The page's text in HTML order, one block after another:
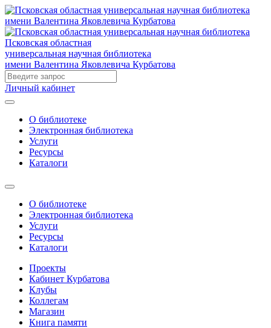
Псковская областная
универсальная научная библиотека
имени Валентина Яковлевича Курбатова
Личный кабинет
О библиотеке
Электронная библиотека
Услуги
Ресурсы
Каталоги
О библиотеке
Электронная библиотека
Услуги
Ресурсы
Каталоги
Проекты
Кабинет Курбатова
Клубы
Коллегам
Магазин
Книга памяти